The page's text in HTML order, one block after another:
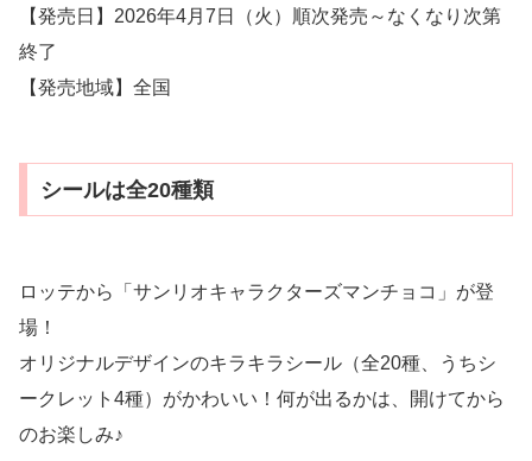
【発売日】2026年4月7日（火）順次発売～なくなり次第
終了
【発売地域】全国
シールは全20種類
ロッテから「サンリオキャラクターズマンチョコ」が登
場！
オリジナルデザインのキラキラシール（全20種、うちシ
ークレット4種）がかわいい！何が出るかは、開けてから
のお楽しみ♪